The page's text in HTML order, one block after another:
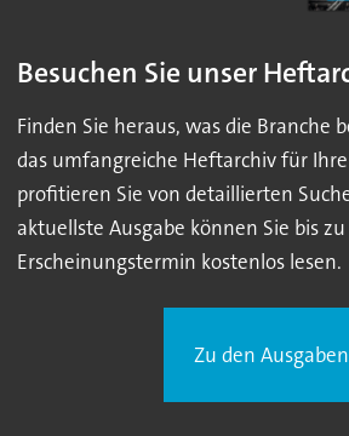
Besuchen Sie unser
Finden Sie heraus, was die Branche
das umfangreiche Heftarchiv für
profitieren Sie von detaillierten
aktuellste Ausgabe können Sie bis zu
Erscheinungstermin kostenlos lesen.
Zu den Ausgaben